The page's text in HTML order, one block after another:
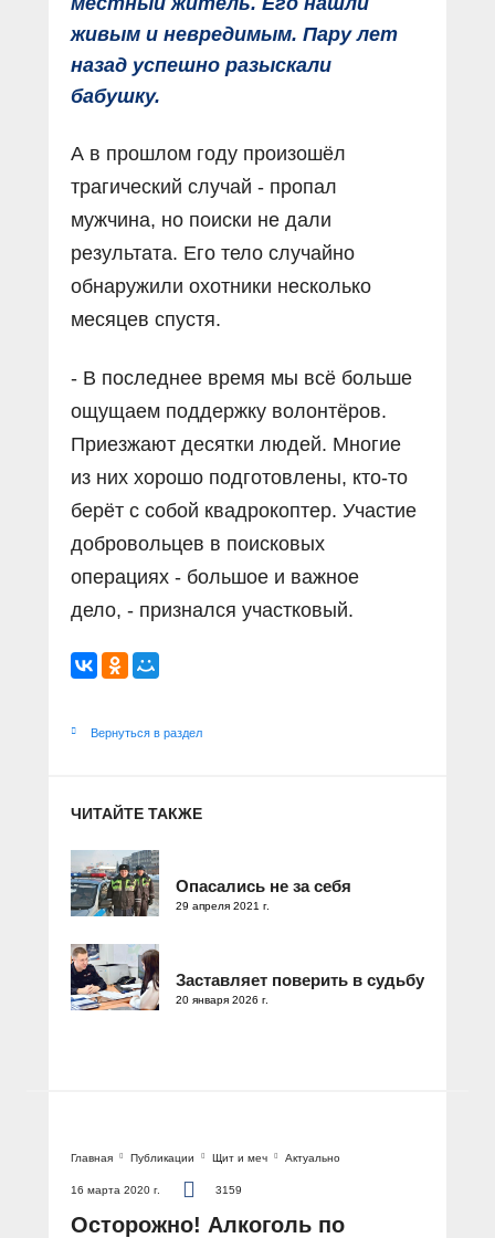
живым и невредимым. Пару лет
назад успешно разыскали
бабушку.
А в прошлом году произошёл
трагический случай - пропал
мужчина, но поиски не дали
результата. Его тело случайно
обнаружили охотники несколько
месяцев спустя.
- В последнее время мы всё больше
ощущаем поддержку волонтёров.
Приезжают десятки людей. Многие
из них хорошо подготовлены, кто-то
берёт с собой квадрокоптер. Участие
добровольцев в поисковых
операциях - большое и важное
дело, - признался участковый.
Вернуться в раздел
ЧИТАЙТЕ ТАКЖЕ
Опасались не за себя
29 апреля 2021 г.
Заставляет поверить в судьбу
20 января 2026 г.
Главная Публикации Щит и меч Актуально
16 марта 2020 г. 3159
Осторожно! Алкоголь по